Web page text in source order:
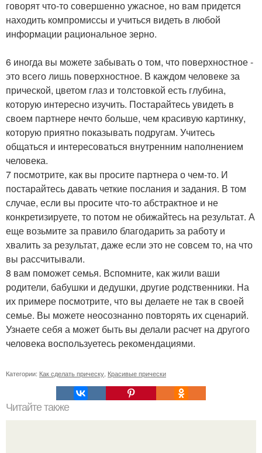
говорят что-то совершенно ужасное, но вам придется
находить компромиссы и учиться видеть в любой
информации рациональное зерно.
6 иногда вы можете забывать о том, что поверхностное -
это всего лишь поверхностное. В каждом человеке за
прической, цветом глаз и толстовкой есть глубина,
которую интересно изучить. Постарайтесь увидеть в
своем партнере нечто больше, чем красивую картинку,
которую приятно показывать подругам. Учитесь
общаться и интересоваться внутренним наполнением
человека.
7 посмотрите, как вы просите партнера о чем-то. И
постарайтесь давать четкие послания и задания. В том
случае, если вы просите что-то абстрактное и не
конкретизируете, то потом не обижайтесь на результат. А
еще возьмите за правило благодарить за работу и
хвалить за результат, даже если это не совсем то, на что
вы рассчитывали.
8 вам поможет семья. Вспомните, как жили ваши
родители, бабушки и дедушки, другие родственники. На
их примере посмотрите, что вы делаете не так в своей
семье. Вы можете неосознанно повторять их сценарий.
Узнаете себя а может быть вы делали расчет на другого
человека воспользуетесь рекомендациями.
Категории: Как сделать прическу Красивые прически
Читайте также